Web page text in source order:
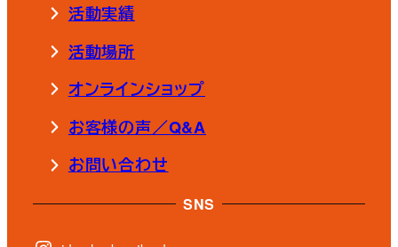
活動実績
活動場所
オンラインショップ
お客様の声／Q&A
お問い合わせ
SNS